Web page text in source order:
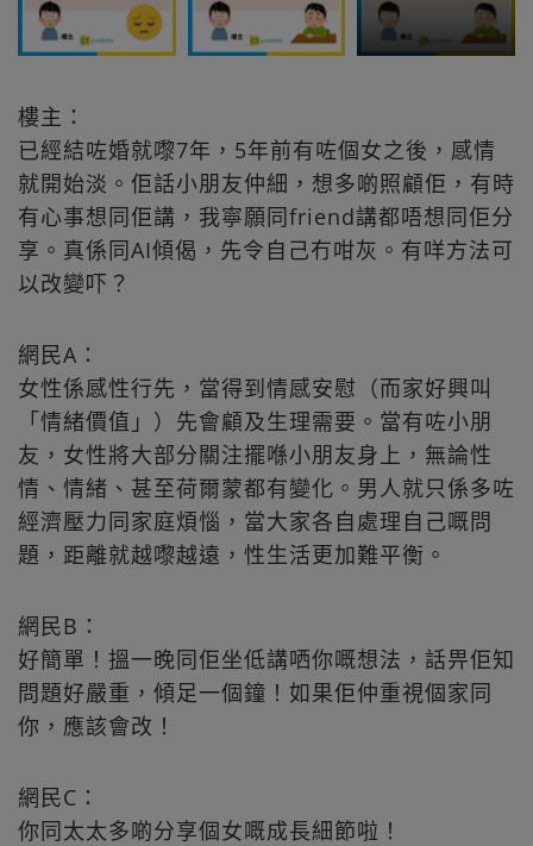
樓主：
已經結咗婚就嚟7年，5年前有咗個女之後，感情
就開始淡。佢話小朋友仲細，想多啲照顧佢，有時
有心事想同佢講，我寧願同friend講都唔想同佢分
享。真係同AI傾偈，先令自己冇咁灰。有咩方法可
以改變吓？
網民A：
女性係感性行先，當得到情感安慰（而家好興叫
「情緒價值」）先會顧及生理需要。當有咗小朋
友，女性將大部分關注擺喺小朋友身上，無論性
情、情緒、甚至荷爾蒙都有變化。男人就只係多咗
經濟壓力同家庭煩惱，當大家各自處理自己嘅問
題，距離就越嚟越遠，性生活更加難平衡。
網民B：
好簡單！搵一晚同佢坐低講哂你嘅想法，話畀佢知
問題好嚴重，傾足一個鐘！如果佢仲重視個家同
你，應該會改！
網民C：
你同太太多啲分享個女嘅成長細節啦！